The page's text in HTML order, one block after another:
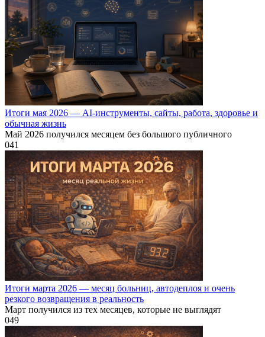
Итоги мая 2026 — AI-инструменты, сайты, работа, здоровье и
обычная жизнь
Май 2026 получился месяцем без большого публичного
041
Итоги марта 2026 — месяц больниц, автодеплоя и очень
резкого возвращения в реальность
Март получился из тех месяцев, которые не выглядят
049